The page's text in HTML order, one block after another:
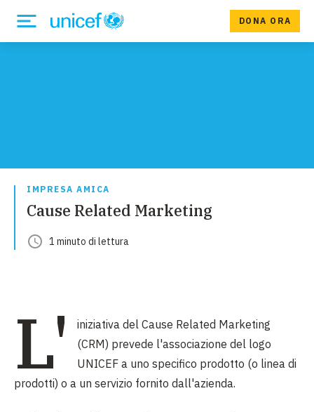
DONA ORA
IMPRESA AMICA
Cause Related Marketing
1 minuto di lettura
L'
iniziativa del Cause Related Marketing
(CRM) prevede l'associazione del logo
UNICEF a uno specifico prodotto (o linea di
prodotti) o a un servizio fornito dall'azienda.